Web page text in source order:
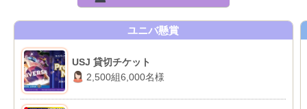
ユニバ懸賞
USJ 貸切チケット
2,500組6,000名様